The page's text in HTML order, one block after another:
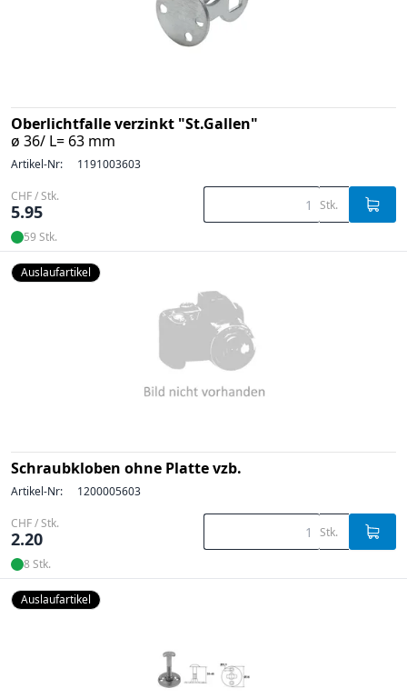
Oberlichtfalle verzinkt "St.Gallen"
ø 36/ L= 63 mm
Artikel-Nr: 1191003603
CHF / Stk.
5.95 Stk.
59 Stk.
Auslaufartikel
Schraubkloben ohne Platte vzb.
Artikel-Nr: 1200005603
CHF / Stk.
2.20 Stk.
8 Stk.
Auslaufartikel